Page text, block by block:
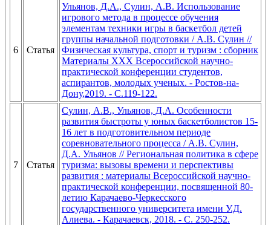
6 Статья
Ульянов, Д.А., Сулин, А.В. Использование
игрового метода в процессе обучения
элементам техники игры в баскетбол детей
группы начальной подготовки / А.В. Сулин //
Физическая культура, спорт и туризм : сборник
Материалы XXX Всероссийской научно-
практической конференции студентов,
аспирантов, молодых ученых. - Ростов-на-
Дону,2019. - С.119-122.
7 Статья
Сулин, А.В., Ульянов, Д.А. Особенности
развития быстроты у юных баскетболистов 15-
16 лет в подготовительном периоде
соревновательного процесса / А.В. Сулин,
Д.А. Ульянов // Региональная политика в сфере
туризма: вызовы времени и перспективы
развития : материалы Всероссийской научно-
практической конференции, посвященной 80-
летию Карачаево-Черкесского
государственного университета имени У.Д.
Алиева. - Карачаевск, 2018. - С. 250-252.